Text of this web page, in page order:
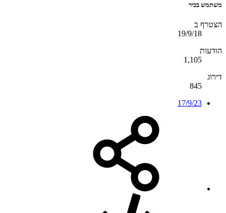
משתמש בכיר
הצטרף ב
19/9/18
הודעות
1,105
דירוג
845
17/9/23